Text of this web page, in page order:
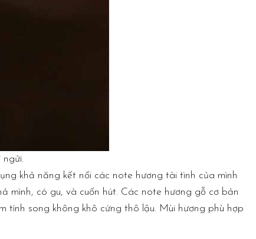
khả năng kết nối các note hương tài tình của mình
mình, có gu, và cuốn hút. Các note hương gỗ cơ bản
song không khô cứng thô lậu. Mùi hương phù hợp